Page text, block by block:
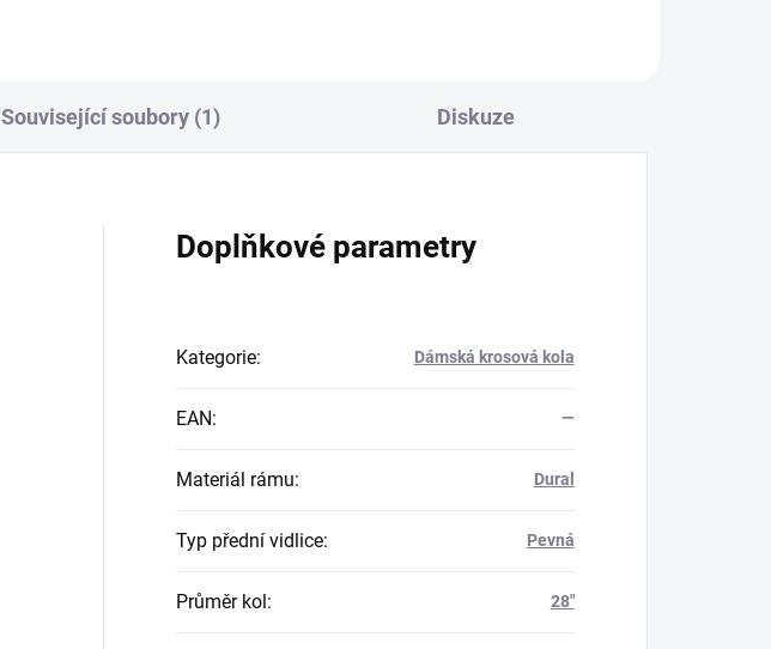
Související soubory (1) Diskuze
Doplňkové parametry
Kategorie: Dámská krosová kola
EAN: —
Materiál rámu: Dural
Typ přední vidlice: Pevná
Průměr kol: 28"